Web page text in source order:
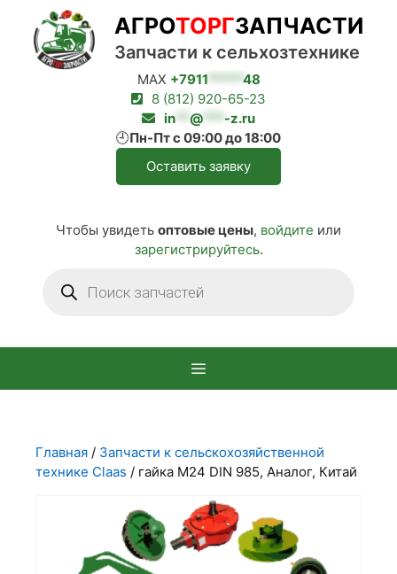
Перейти
содержимому
MAX +7911 ***** 48
8 (812) 920-65-23
in
@ *** -z.ru
🕘Пн-Пт с 09:00 до 18:00
Оставить заявку
Чтобы увидеть оптовые цены, войдите или
зарегистрируйтесь.
товаров
АГРОТОРГЗАПЧАСТИ
Запчасти к сельхозтехнике
Главная / Запчасти к сельскохозяйственной
технике Claas / гайка М24 DIN 985, Аналог, Китай